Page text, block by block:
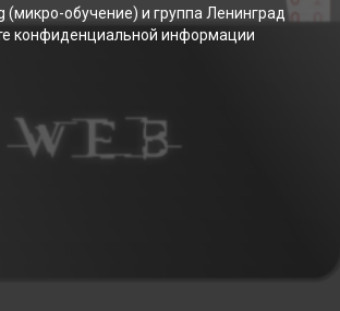
(микро-обучение) и группа Ленинград
конфиденциальной информации